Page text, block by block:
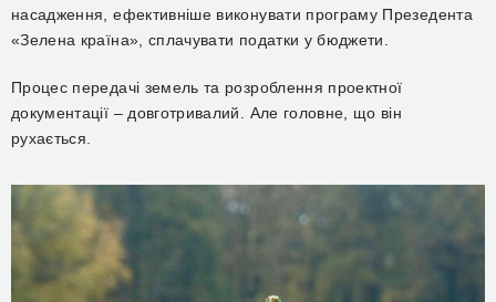
насадження, ефективніше виконувати програму Презедента
«Зелена країна», сплачувати податки у бюджети.
Процес передачі земель та розроблення проектної
документації – довготривалий. Але головне, що він
рухається.